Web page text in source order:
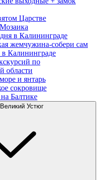
Царстве
в Калининграде
жемчужина-собери сам
Калининграде
по
области
и янтарь
сокровище
Балтике
Устюг